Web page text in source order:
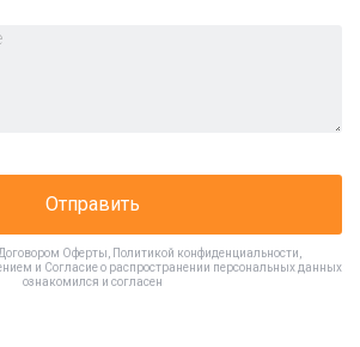
Отправить
Договором Оферты Политикой конфиденциальности
и Согласие о распространении персональных данных
ознакомился и согласен